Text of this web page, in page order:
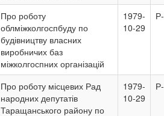
Про роботу
облміжколгоспбуду по
будівництву власних
виробничих баз
міжколгоспних організацій
1979-
10-29
Про роботу місцевих Рад
народних депутатів
Таращанського району по
1979-
10-29